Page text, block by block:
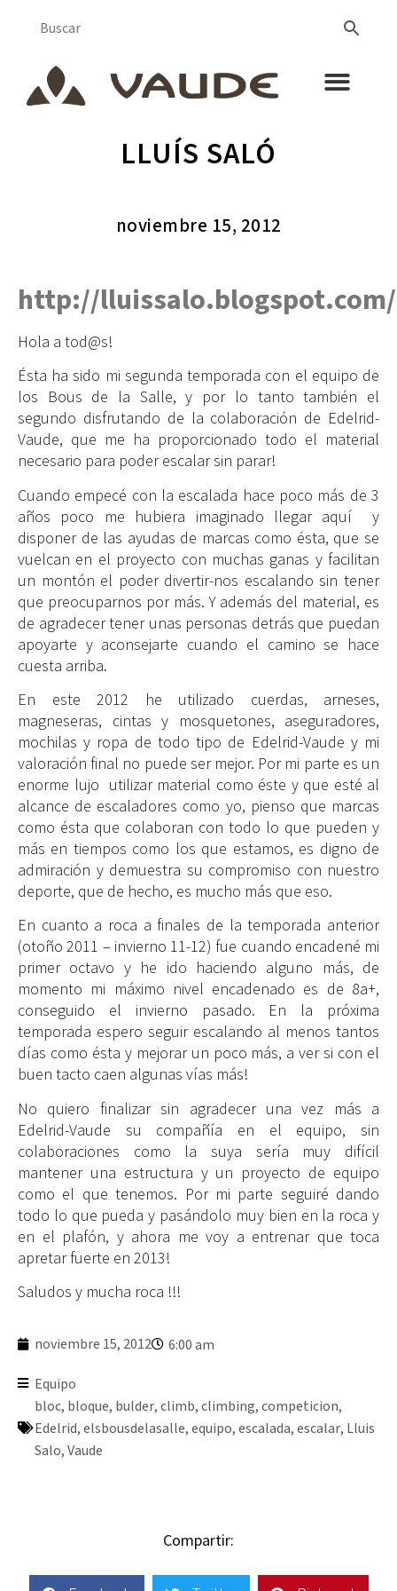
LLUÍS SALÓ
noviembre 15, 2012
http://lluissalo.blogspot.com/
Hola a tod@s!
Ésta ha sido mi segunda temporada con el equipo de
los Bous de la Salle, y por lo tanto también el
segundo disfrutando de la colaboración de Edelrid-
Vaude, que me ha proporcionado todo el material
necesario para poder escalar sin parar!
Cuando empecé con la escalada hace poco más de 3
años poco me hubiera imaginado llegar aquí y
disponer de las ayudas de marcas como ésta, que se
vuelcan en el proyecto con muchas ganas y facilitan
un montón el poder divertir-nos escalando sin tener
que preocuparnos por más. Y además del material, es
de agradecer tener unas personas detrás que puedan
apoyarte y aconsejarte cuando el camino se hace
cuesta arriba.
En este 2012 he utilizado cuerdas, arneses,
magneseras, cintas y mosquetones, aseguradores,
mochilas y ropa de todo tipo de Edelrid-Vaude y mi
valoración final no puede ser mejor. Por mi parte es un
enorme lujo utilizar material como éste y que esté al
alcance de escaladores como yo, pienso que marcas
como ésta que colaboran con todo lo que pueden y
más en tiempos como los que estamos, es digno de
admiración y demuestra su compromiso con nuestro
deporte, que de hecho, es mucho más que eso.
En cuanto a roca a finales de la temporada anterior
(otoño 2011 – invierno 11-12) fue cuando encadené mi
primer octavo y he ido haciendo alguno más, de
momento mi máximo nivel encadenado es de 8a+,
conseguido el invierno pasado. En la próxima
temporada espero seguir escalando al menos tantos
días como ésta y mejorar un poco más, a ver si con el
buen tacto caen algunas vías más!
No quiero finalizar sin agradecer una vez más a
Edelrid-Vaude su compañía en el equipo, sin
colaboraciones como la suya sería muy difícil
mantener una estructura y un proyecto de equipo
como el que tenemos. Por mi parte seguiré dando
todo lo que pueda y pasándolo muy bien en la roca y
en el plafón, y ahora me voy a entrenar que toca
apretar fuerte en 2013!
Saludos y mucha roca !!!
noviembre 15, 2012 6:00 am
Equipo
bloc, bloque, bulder, climb, climbing, competicion,
Edelrid, elsbousdelasalle, equipo, escalada, escalar, Lluis
Salo, Vaude
Compartir: